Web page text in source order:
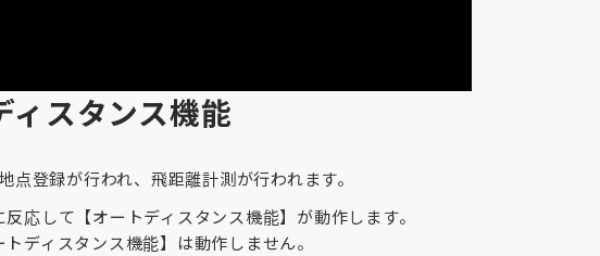
スタンス機能
登録が行われ、飛距離計測が行われます。
反応して【オートディスタンス機能】が動作します。
ディスタンス機能】は動作しません。